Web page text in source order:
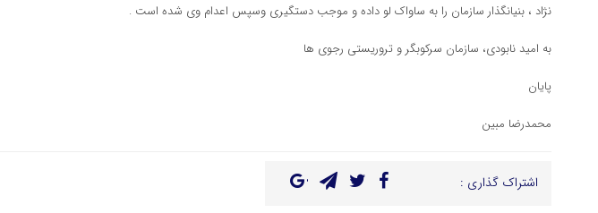
نژاد ، بنیانگذار سازمان را به ساواک لو داده و موجب دستگیری وسپس اعدام وی شده است .
به امید نابودی، سازمان سرکوبگر و تروریستی رجوی ها
پایان
محمدرضا مبین
اشتراک گذاری :